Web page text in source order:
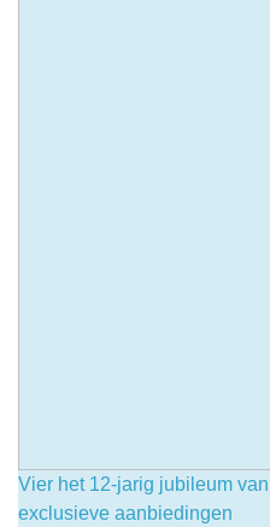
Vier het 12-jarig jubileum
exclusieve aanbiedingen